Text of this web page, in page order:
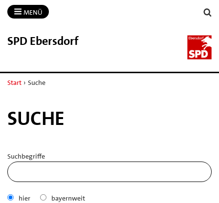
MENÜ
SPD Ebersdorf
Start › Suche
SUCHE
Suchbegriffe
hier bayernweit